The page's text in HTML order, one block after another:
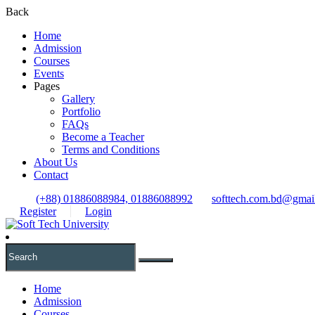
Back
Home
Admission
Courses
Events
Pages
Gallery
Portfolio
FAQs
Become a Teacher
Terms and Conditions
About Us
Contact
(+88) 01886088984, 01886088992
Register
Login
Home
Admission